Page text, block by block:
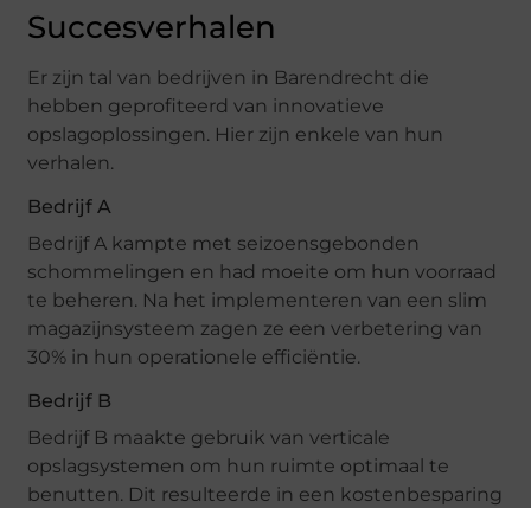
Succesverhalen
Er zijn tal van bedrijven in Barendrecht die
hebben geprofiteerd van innovatieve
opslagoplossingen. Hier zijn enkele van hun
verhalen.
Bedrijf A
Bedrijf A kampte met seizoensgebonden
schommelingen en had moeite om hun voorraad
te beheren. Na het implementeren van een slim
magazijnsysteem zagen ze een verbetering van
30% in hun operationele efficiëntie.
Bedrijf B
Bedrijf B maakte gebruik van verticale
opslagsystemen om hun ruimte optimaal te
benutten. Dit resulteerde in een kostenbesparing